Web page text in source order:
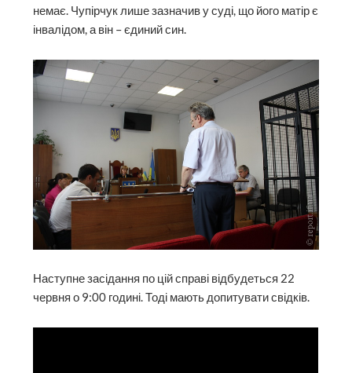
немає. Чупірчук лише зазначив у суді, що його матір є
інвалідом, а він – єдиний син.
Наступне засідання по цій справі відбудеться 22
червня о 9:00 годині. Тоді мають допитувати свідків.